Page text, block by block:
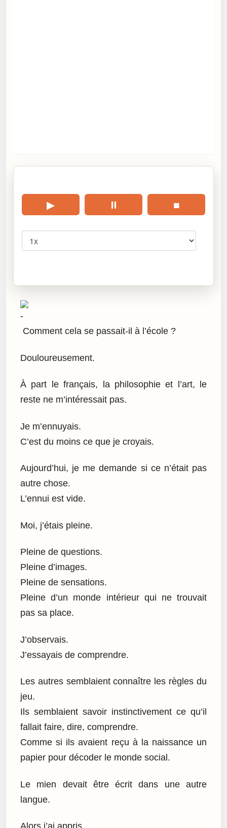
▶ ⏸ ■
Comment cela se passait-il à l’école ?
Douloureusement.
À part le français, la philosophie et l’art, le
reste ne m’intéressait pas.
Je m’ennuyais.
C’est du moins ce que je croyais.
Aujourd’hui, je me demande si ce n’était pas
autre chose.
L’ennui est vide.
Moi, j’étais pleine.
Pleine de questions.
Pleine d’images.
Pleine de sensations.
Pleine d’un monde intérieur qui ne trouvait
pas sa place.
J’observais.
J’essayais de comprendre.
Les autres semblaient connaître les règles du
jeu.
Ils semblaient savoir instinctivement ce qu’il
fallait faire, dire, comprendre.
Comme si ils avaient reçu à la naissance un
papier pour décoder le monde social.
Le mien devait être écrit dans une autre
langue.